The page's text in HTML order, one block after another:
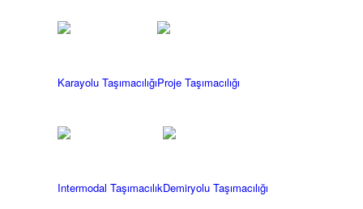
Karayolu TaşımacılığıProje Taşımacılığı
Intermodal TaşımacılıkDemiryolu Taşımacılığı